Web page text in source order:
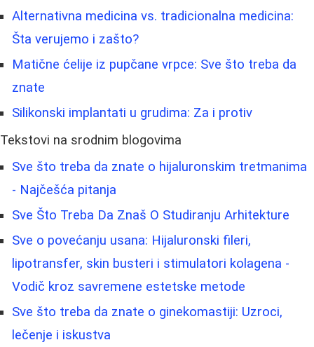
Alternativna medicina vs. tradicionalna medicina:
Šta verujemo i zašto?
Matične ćelije iz pupčane vrpce: Sve što treba da
znate
Silikonski implantati u grudima: Za i protiv
Tekstovi na srodnim blogovima
Sve što treba da znate o hijaluronskim tretmanima
- Najčešća pitanja
Sve Što Treba Da Znaš O Studiranju Arhitekture
Sve o povećanju usana: Hijaluronski fileri,
lipotransfer, skin busteri i stimulatori kolagena -
Vodič kroz savremene estetske metode
Sve što treba da znate o ginekomastiji: Uzroci,
lečenje i iskustva